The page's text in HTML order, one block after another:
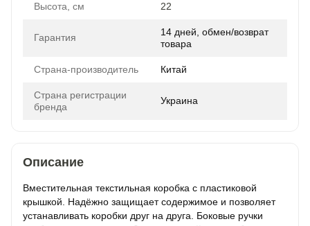
Высота, см 22
Гарантия
14 дней, обмен/возврат
товара
Страна-производитель Китай
Страна регистрации
бренда
Украина
Описание
Вместительная текстильная коробка с пластиковой
крышкой. Надёжно защищает содержимое и позволяет
устанавливать коробки друг на друга. Боковые ручки